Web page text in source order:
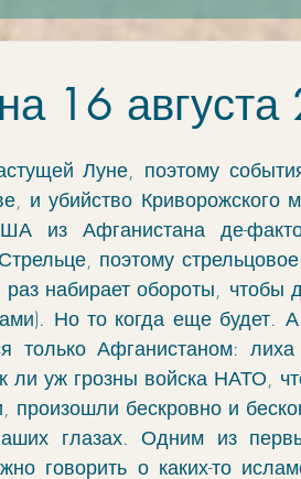
ректификация
16 августа
Луне, поэтому
и убийство Криворожского
из Афганистана де-
поэтому
набирает обороты, чтобы
Но то когда еще будет.
только Афганистаном:
ли уж грозны войска НАТО,
произошли бескровно и
глазах. Одним из
говорить о каких-то